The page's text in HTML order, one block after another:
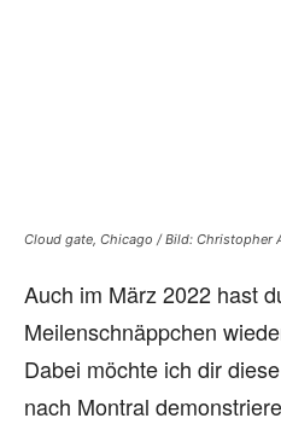
Cloud gate, Chicago / Bild: Christopher
Auch im März 2022 hast
Meilenschnäppchen
Dabei möchte ich dir
nach Montral